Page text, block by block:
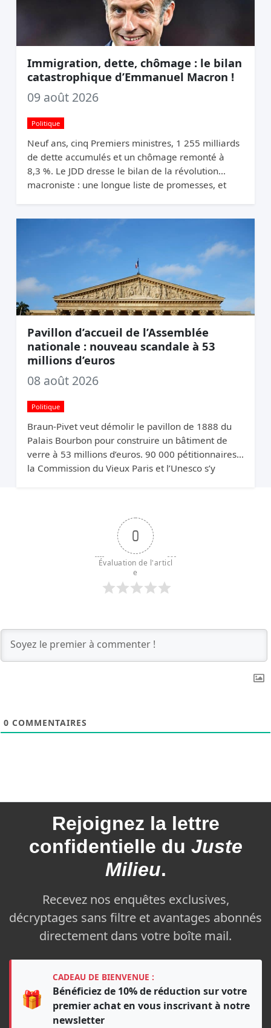
Immigration, dette, chômage : le bilan
catastrophique d’Emmanuel Macron !
09 août 2026
Politique
Neuf ans, cinq Premiers ministres, 1 255 milliards
de dette accumulés et un chômage remonté à
8,3 %. Le JDD dresse le bilan de la révolution
macroniste : une longue liste de promesses, et
Pavillon d’accueil de l’Assemblée
nationale : nouveau scandale à 53
millions d’euros
08 août 2026
Politique
Braun-Pivet veut démolir le pavillon de 1888 du
Palais Bourbon pour construire un bâtiment de
verre à 53 millions d’euros. 90 000 pétitionnaires,
la Commission du Vieux Paris et l’Unesco s’y
0
Évaluation de l'articl
e
0 COMMENTAIRES
Rejoignez la lettre
confidentielle du Juste
Milieu.
Recevez nos enquêtes exclusives,
décryptages sans filtre et avantages abonnés
directement dans votre boîte mail.
🎁
CADEAU DE BIENVENUE :
Bénéficiez de 10% de réduction sur votre
premier achat en vous inscrivant à notre
newsletter